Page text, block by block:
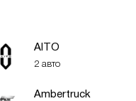
AITO
2 авто
Ambertruck